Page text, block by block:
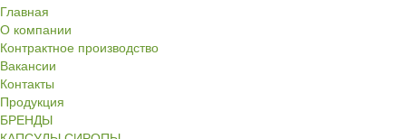
Главная
О компании
Контрактное производство
Вакансии
Контакты
Продукция
БРЕНДЫ